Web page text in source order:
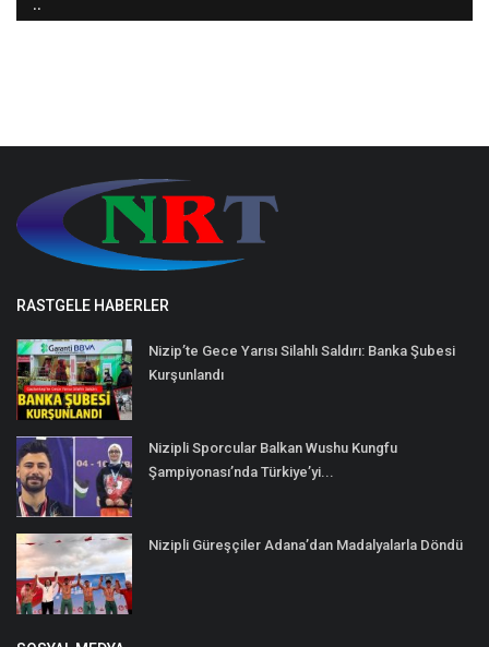
RASTGELE HABERLER
Nizip’te Gece Yarısı Silahlı Saldırı: Banka Şubesi
Kurşunlandı
Nizipli Sporcular Balkan Wushu Kungfu
Şampiyonası’nda Türkiye’yi...
Nizipli Güreşçiler Adana’dan Madalyalarla Döndü